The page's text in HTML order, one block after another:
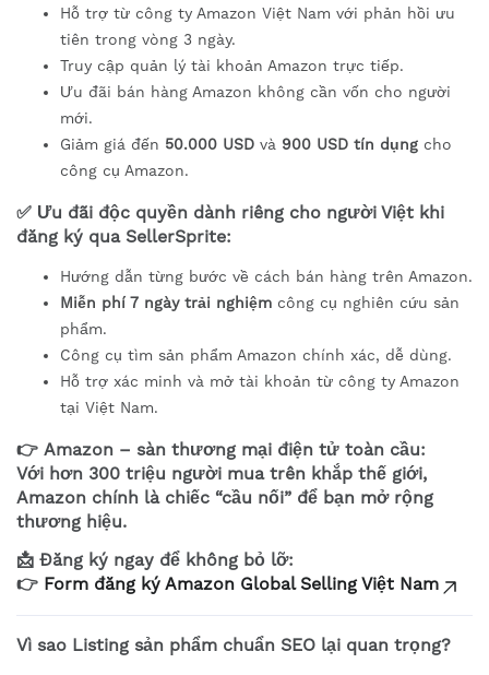
Hỗ trợ từ công ty Amazon Việt Nam với phản hồi ưu
tiên trong vòng 3 ngày.
Truy cập quản lý tài khoản Amazon trực tiếp.
Ưu đãi bán hàng Amazon không cần vốn cho người
mới.
Giảm giá đến 50.000 USD và 900 USD tín dụng cho
công cụ Amazon.
✅ Ưu đãi độc quyền dành riêng cho người Việt khi
đăng ký qua SellerSprite:
Hướng dẫn từng bước về cách bán hàng trên Amazon.
Miễn phí 7 ngày trải nghiệm công cụ nghiên cứu sản
phẩm.
Công cụ tìm sản phẩm Amazon chính xác, dễ dùng.
Hỗ trợ xác minh và mở tài khoản từ công ty Amazon
tại Việt Nam.
👉 Amazon – sàn thương mại điện tử toàn cầu:
Với hơn 300 triệu người muatrên khắp thế giới,
Amazon chính là chiếc “cầu nối” để bạn mở rộng
thương hiệu.
📩 Đăng ký ngay để không bỏ lỡ:
👉 Form đăng ký Amazon Global Selling Việt Nam
Vì sao Listing sản phẩm chuẩn SEO lại quan trọng?